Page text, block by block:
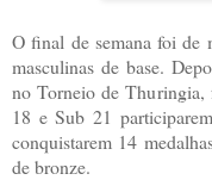
O final de semana foi de
masculinas de base.
no Torneio de Thuringia,
18 e Sub 21
conquistarem 14
de bronze.